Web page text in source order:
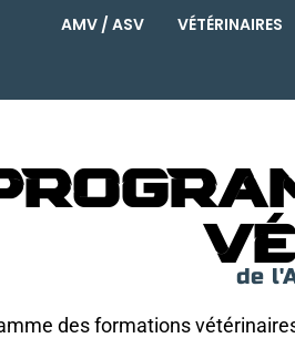
AMV / ASV VÉTÉRINAIRES
de
des formations